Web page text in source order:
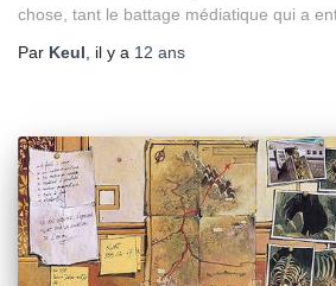
chose, tant le battage médiatique qui a
Par Keul, il y a 12 ans